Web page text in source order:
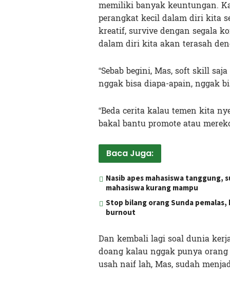
memiliki banyak keuntungan.
perangkat kecil dalam diri kita
kreatif, survive dengan segala
dalam diri kita akan terasah
“Sebab begini, Mas, soft skill
nggak bisa diapa-apain, nggak
“Beda cerita kalau temen kita
bakal bantu promote atau
Baca Juga:
Nasib apes mahasiswa tanggung,
mahasiswa kurang mampu
Stop bilang orang Sunda
burnout
Dan kembali lagi soal dunia
doang kalau nggak punya
usah naif lah, Mas, sudah